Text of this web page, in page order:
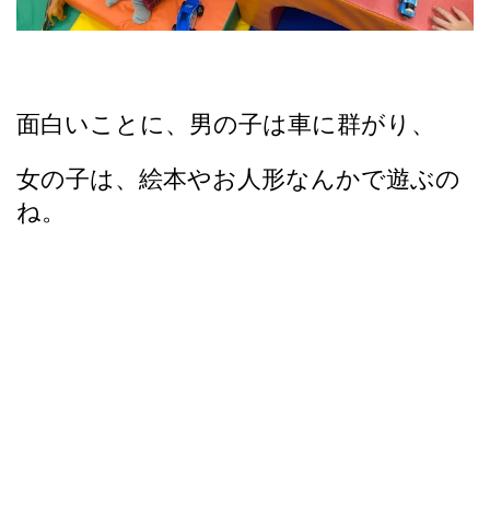
面白いことに、男の子は車に群がり、
女の子は、絵本やお人形なんかで遊ぶの
ね。